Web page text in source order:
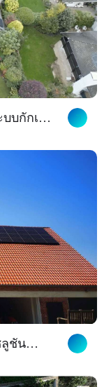
บกักเก็บ
ลูชัน